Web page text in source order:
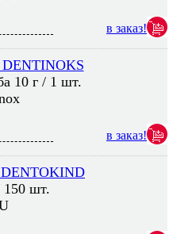
в заказ!
10 г / 1 шт.
в заказ!
150 шт.